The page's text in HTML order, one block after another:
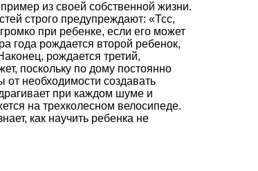
из своей собственной жизни.
строго предупреждают: «Тсс,
при ребенке, если его может
года рождается второй ребенок,
рождается третий,
поскольку по дому постоянно
необходимости создавать
при каждом шуме и
на трехколесном велосипеде.
как научить ребенка не